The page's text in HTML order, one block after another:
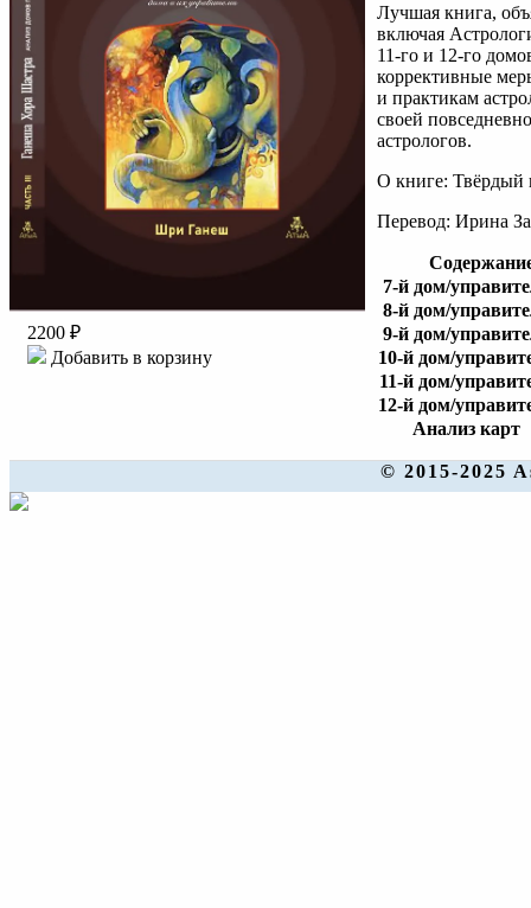
2200 ₽
Добавить в корзину
Лучшая книга,
включая
11-го и 12-го
коррективные
и практикам
своей
астрологов.
О книге: Твёрдый
Перевод: Ирина
7-й дом/
8-й дом/
9-й дом/
10-й дом/
11-й дом/
12-й дом/
Анализ карт
© 2015-2025